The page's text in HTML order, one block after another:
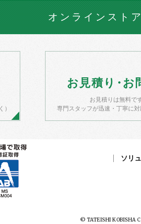
オンラインスト
）
お 見積り・ お
お見積りは無料です
専門スタッフが迅速・丁寧に対
ソリ
© TATEISHI KOBISHA